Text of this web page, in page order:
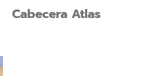
Cabecera Atlas